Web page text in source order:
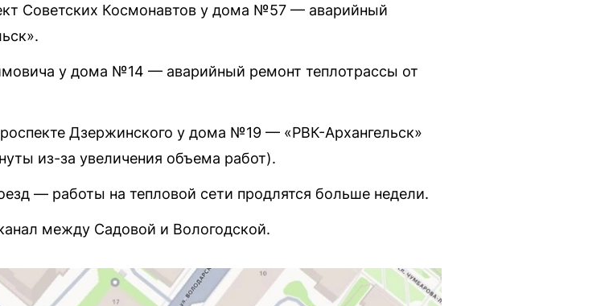
Советских Космонавтов у дома №57 — аварийный
у дома №14 — аварийный ремонт теплотрассы от
Дзержинского у дома №19 — «РВК-Архангельск»
из-за увеличения объема работ).
— работы на тепловой сети продлятся больше недели.
между Садовой и Вологодской.